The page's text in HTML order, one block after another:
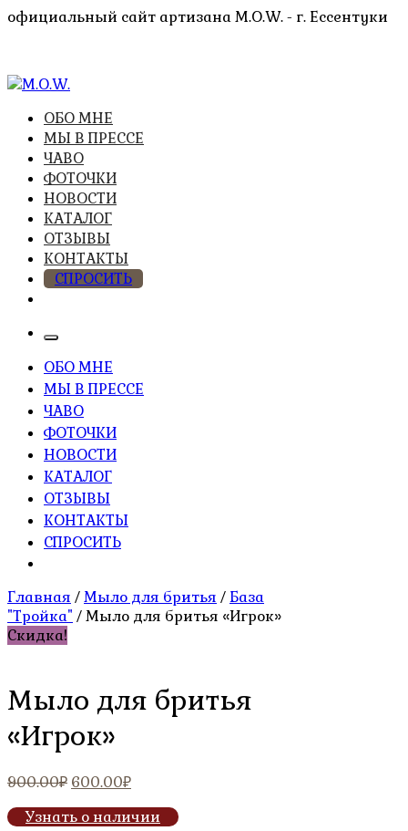
Перейти
официальный сайт артизана M.O.W. - г. Ессентуки
M.O.W.
высочайшее качество из натуральных компонентов
ОБО МНЕ
МЫ В ПРЕССЕ
ЧАВО
ФОТОЧКИ
НОВОСТИ
КАТАЛОГ
ОТЗЫВЫ
КОНТАКТЫ
СПРОСИТЬ
ОБО МНЕ
МЫ В ПРЕССЕ
ЧАВО
ФОТОЧКИ
НОВОСТИ
КАТАЛОГ
ОТЗЫВЫ
КОНТАКТЫ
СПРОСИТЬ
Главная /Мыло для бритья /База
"Тройка" / Мыло для бритья «Игрок»
Скидка!
Мыло для бритья
«Игрок»
900.00₽ Первоначальная
составляла
600.00₽Текущая
600.00₽.
Узнать о наличии